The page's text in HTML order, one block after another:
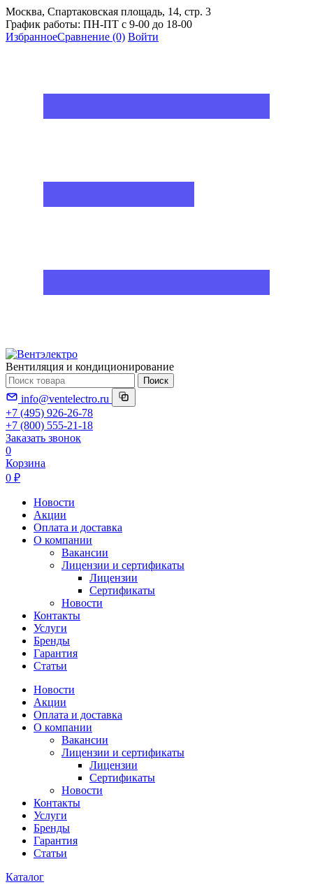
Москва, Спартаковская площадь, 14, стр. 3
График работы: ПН-ПТ с 9-00 до 18-00
ИзбранноеСравнение (0) Войти
Вентиляция и кондиционирование
Поиск
info@ventelectro.ru
+7 (495) 926-26-78
+7 (800) 555-21-18
Заказать звонок
0
Корзина
0 ₽
Новости
Акции
Оплата и доставка
О компании
Вакансии
Лицензии и сертификаты
Лицензии
Сертификаты
Новости
Контакты
Услуги
Бренды
Гарантия
Статьи
Новости
Акции
Оплата и доставка
О компании
Вакансии
Лицензии и сертификаты
Лицензии
Сертификаты
Новости
Контакты
Услуги
Бренды
Гарантия
Статьи
Каталог